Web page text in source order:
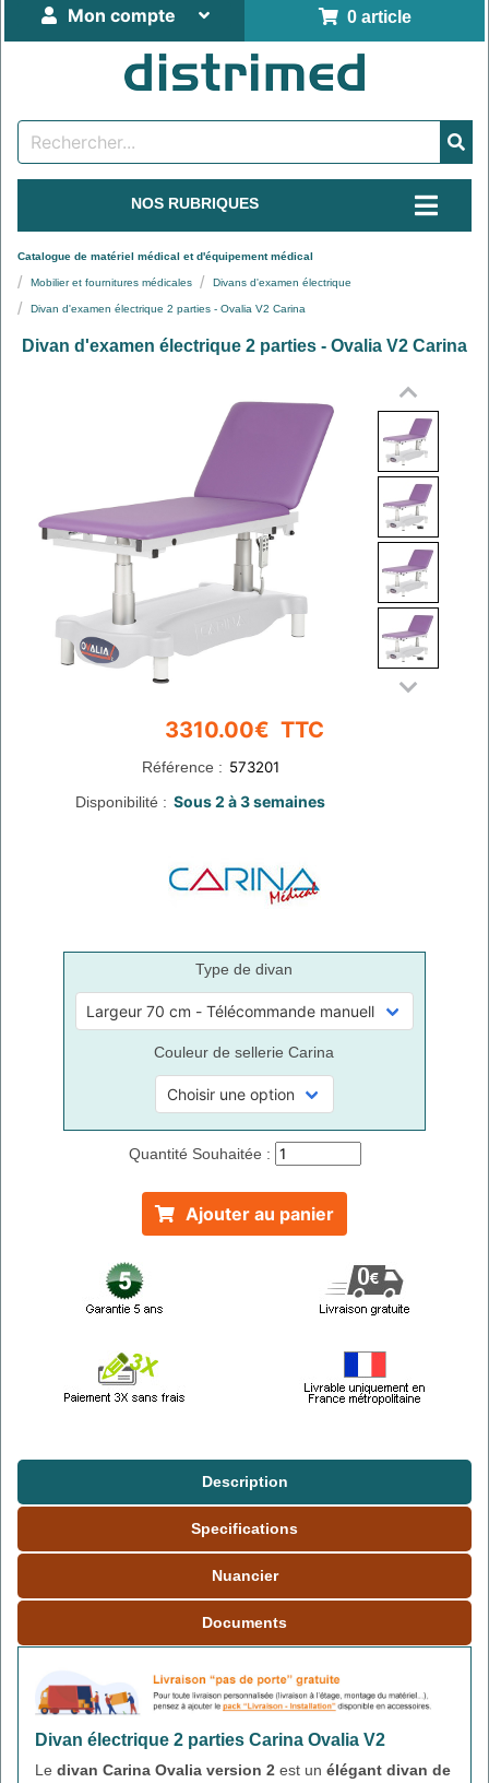
0 article
Mon compte
NOS RUBRIQUES
Catalogue de matériel médical et d'équipement médical
Mobilier et fournitures médicales Divans d'examen électrique
Divan d'examen électrique 2 parties - Ovalia V2 Carina
Divan d'examen électrique 2 parties - Ovalia V2 Carina
Référence :
Disponibilité :
Type de divan
Couleur de sellerie Carina
Quantité Souhaitée :
Ajouter au panier
Description
Specifications
Nuancier
Documents
Divan électrique 2 parties Carina Ovalia V2
Le divan Carina Ovalia version 2 est un élégant divan de